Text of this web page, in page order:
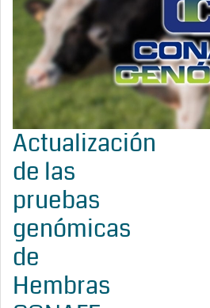
Actualización
de las
pruebas
genómicas
de
Hembras